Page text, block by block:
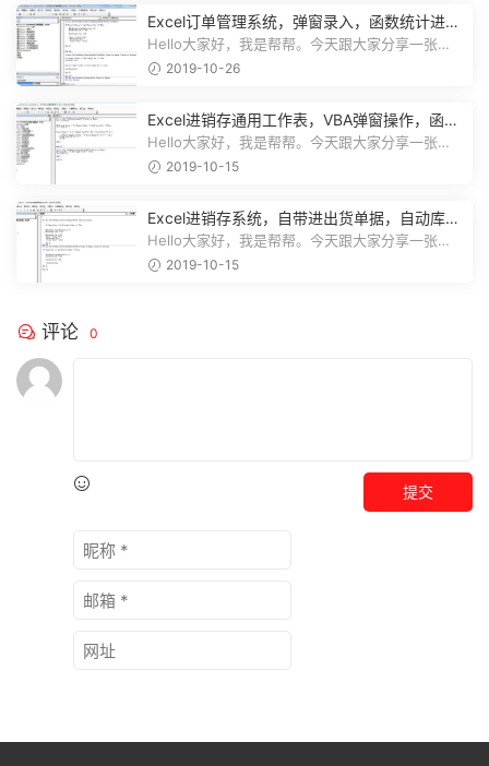
Excel订单管理系统，弹窗录入，函数统计进
度，收款查询一键操作
Hello大家好，我是帮帮。今天跟大家分享一张
Excel订单管理系统，弹窗录入，函数...
2019-10-26
Excel进销存通用工作表，VBA弹窗操作，函数
库存，一键查询不劳心
Hello大家好，我是帮帮。今天跟大家分享一张
Excel进销存通用工作表，VBA弹窗操作...
2019-10-15
Excel进销存系统，自带进出货单据，自动库
存，弹窗图表不加班
Hello大家好，我是帮帮。今天跟大家分享一张
Excel进销存系统，自带进出货单据打...
2019-10-15
评论 0
提交